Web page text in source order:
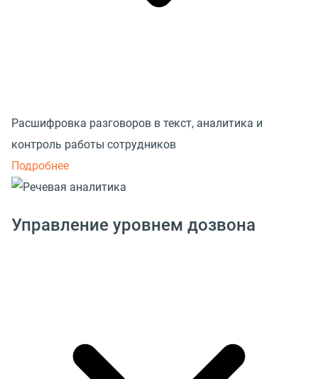
Расшифровка разговоров в текст, аналитика и
контроль работы сотрудников
Подробнее
Управление уровнем дозвона